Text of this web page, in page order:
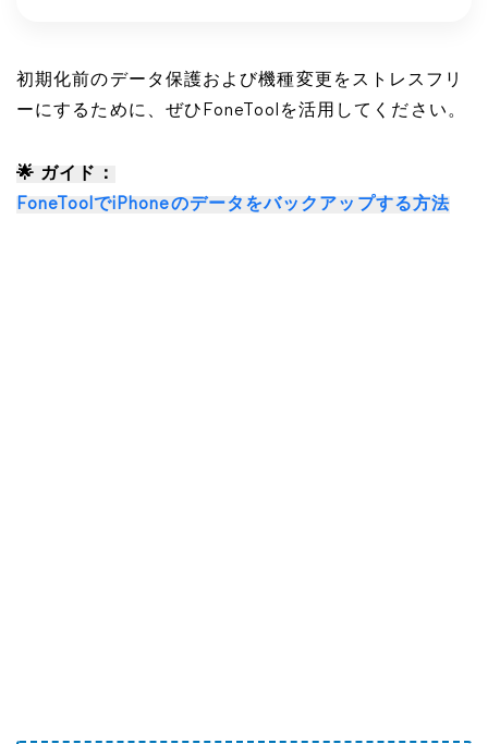
初期化前のデータ保護および機種変更をストレスフリ
ーにするために、ぜひFoneToolを活用してください。
🌟 ガイド：
FoneToolでiPhoneのデータをバックアップする方法